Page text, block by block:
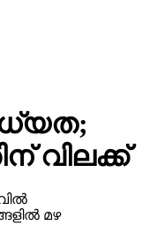
വിലക്ക്
മഴ